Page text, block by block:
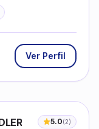
Ver Perfil
5.0(2)